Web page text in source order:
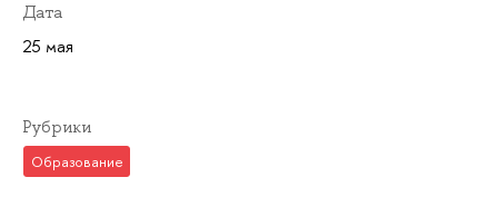
Дата
25 мая
Рубрики
Образование